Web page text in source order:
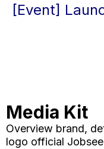
[Event]
Media Kit
Overview brand,
logo official